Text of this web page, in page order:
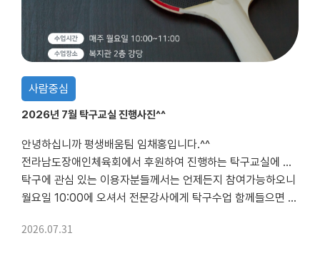
사람중심
2026년 7월 탁구교실 진행사진^^
안녕하십니까 평생배움팀 임채홍입니다.^^
전라남도장애인체육회에서 후원하여 진행하는 탁구교실에 대한 7월 수업 진행사진입니다^^
탁구에 관심 있는 이용자분들께서는 언제든지 참여가능하오니
월요일 10:00에 오셔서 전문강사에게 탁구수업 함께들으면 좋을것 같습니다.^^
2026.07.31